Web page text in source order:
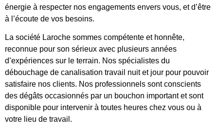
énergie à respecter nos engagements envers vous, et d’être
à l’écoute de vos besoins.
La société Laroche sommes compétente et honnête,
reconnue pour son sérieux avec plusieurs années
d’expériences sur le terrain. Nos spécialistes du
débouchage de canalisation travail nuit et jour pour pouvoir
satisfaire nos clients. Nos professionnels sont conscients
des dégâts occasionnés par un bouchon important et sont
disponible pour intervenir à toutes heures chez vous ou à
votre lieu de travail.